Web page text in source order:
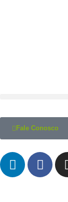
Fale Conosco